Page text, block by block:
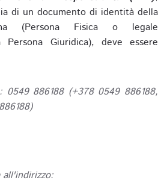
di un documento di identità della
(Persona Fisica o legale
Persona Giuridica), deve essere
0549 886188 (+378 0549 886188,
all'indirizzo: